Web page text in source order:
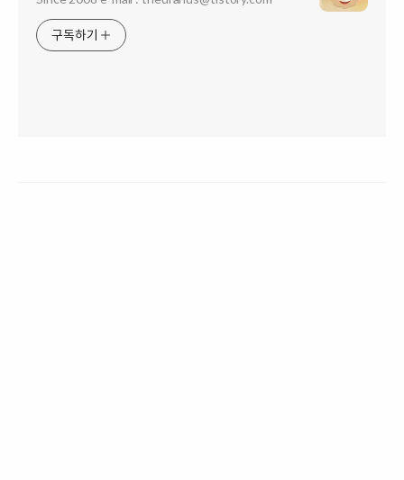
구독하기